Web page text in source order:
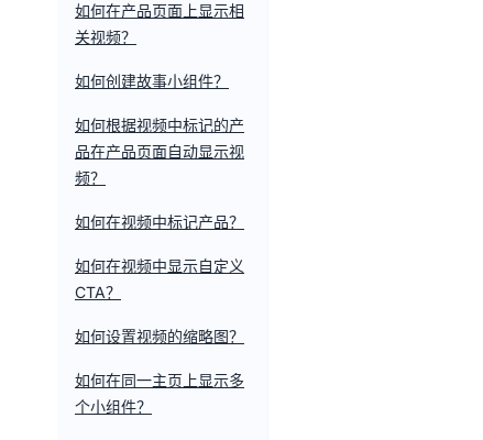
如何在产品页面上显示相
关视频？
如何创建故事小组件？
如何根据视频中标记的产
品在产品页面自动显示视
频？
如何在视频中标记产品？
如何在视频中显示自定义
CTA？
如何设置视频的缩略图？
如何在同一主页上显示多
个小组件？